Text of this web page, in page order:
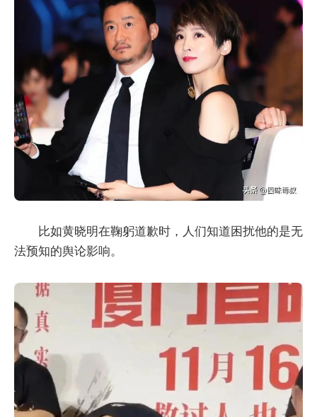
比如黄晓明在鞠躬道歉时，人们知道困扰他的是无
法预知的舆论影响。